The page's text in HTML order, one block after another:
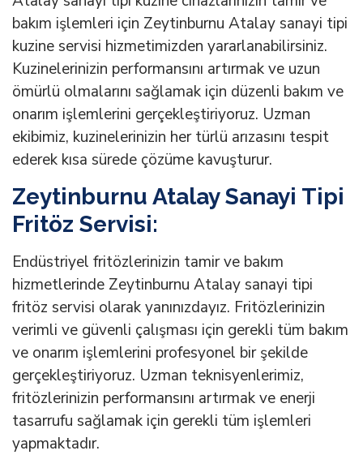
bakım işlemleri için Zeytinburnu Atalay sanayi tipi
kuzine servisi hizmetimizden yararlanabilirsiniz.
Kuzinelerinizin performansını artırmak ve uzun
ömürlü olmalarını sağlamak için düzenli bakım ve
onarım işlemlerini gerçekleştiriyoruz. Uzman
ekibimiz, kuzinelerinizin her türlü arızasını tespit
ederek kısa sürede çözüme kavuşturur.
Zeytinburnu Atalay Sanayi Tipi
Fritöz Servisi:
Endüstriyel fritözlerinizin tamir ve bakım
hizmetlerinde Zeytinburnu Atalay sanayi tipi
fritöz servisi olarak yanınızdayız. Fritözlerinizin
verimli ve güvenli çalışması için gerekli tüm bakım
ve onarım işlemlerini profesyonel bir şekilde
gerçekleştiriyoruz. Uzman teknisyenlerimiz,
fritözlerinizin performansını artırmak ve enerji
tasarrufu sağlamak için gerekli tüm işlemleri
yapmaktadır.